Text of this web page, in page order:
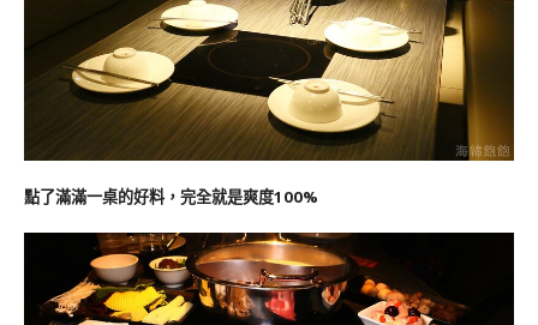
點了滿滿一桌的好料，完全就是爽度100%